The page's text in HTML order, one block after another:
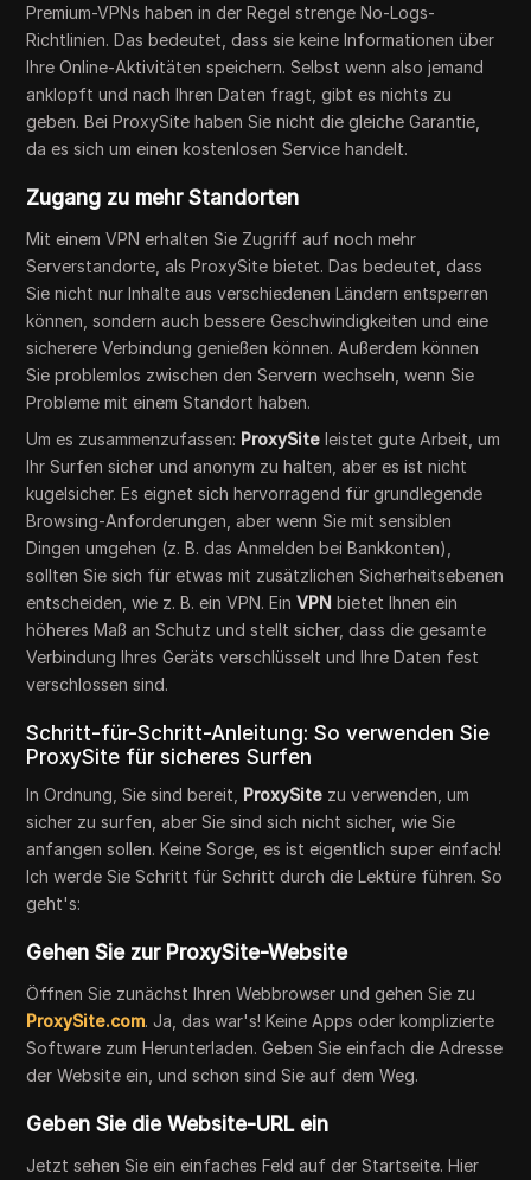
Premium-VPNs haben in der Regel strenge No-Logs-
Richtlinien. Das bedeutet, dass sie keine Informationen über
Ihre Online-Aktivitäten speichern. Selbst wenn also jemand
anklopft und nach Ihren Daten fragt, gibt es nichts zu
geben. Bei ProxySite haben Sie nicht die gleiche Garantie,
da es sich um einen kostenlosen Service handelt.
Zugang zu mehr Standorten
Mit einem VPN erhalten Sie Zugriff auf noch mehr
Serverstandorte, als ProxySite bietet. Das bedeutet, dass
Sie nicht nur Inhalte aus verschiedenen Ländern entsperren
können, sondern auch bessere Geschwindigkeiten und eine
sicherere Verbindung genießen können. Außerdem können
Sie problemlos zwischen den Servern wechseln, wenn Sie
Probleme mit einem Standort haben.
Um es zusammenzufassen: ProxySite leistet gute Arbeit, um
Ihr Surfen sicher und anonym zu halten, aber es ist nicht
kugelsicher. Es eignet sich hervorragend für grundlegende
Browsing-Anforderungen, aber wenn Sie mit sensiblen
Dingen umgehen (z. B. das Anmelden bei Bankkonten),
sollten Sie sich für etwas mit zusätzlichen Sicherheitsebenen
entscheiden, wie z. B. ein VPN. EinVPN bietet Ihnen ein
höheres Maß an Schutz und stellt sicher, dass die gesamte
Verbindung Ihres Geräts verschlüsselt und Ihre Daten fest
verschlossen sind.
Schritt-für-Schritt-Anleitung: So verwenden Sie
ProxySite für sicheres Surfen
In Ordnung, Sie sind bereit, ProxySite zu verwenden, um
sicher zu surfen, aber Sie sind sich nicht sicher, wie Sie
anfangen sollen. Keine Sorge, es ist eigentlich super einfach!
Ich werde Sie Schritt für Schritt durch die Lektüre führen. So
geht's:
Gehen Sie zur ProxySite-Website
Öffnen Sie zunächst Ihren Webbrowser und gehen Sie zu
ProxySite.com. Ja, das war's! Keine Apps oder komplizierte
Software zum Herunterladen. Geben Sie einfach die Adresse
der Website ein, und schon sind Sie auf dem Weg.
Geben Sie die Website-URL ein
Jetzt sehen Sie ein einfaches Feld auf der Startseite. Hier